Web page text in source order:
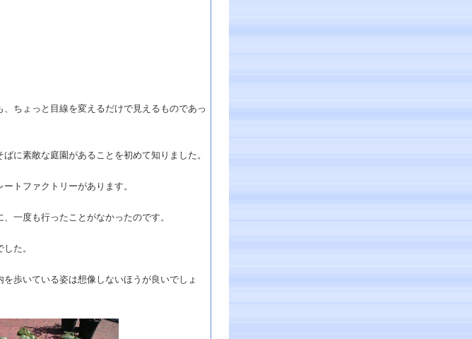
ちょっと目線を変えるだけで見えるものであっ
に素敵な庭園があることを初めて知りました。
トファクトリーがあります。
一度も行ったことがなかったのです。
た。
歩いている姿は想像しないほうが良いでしょ